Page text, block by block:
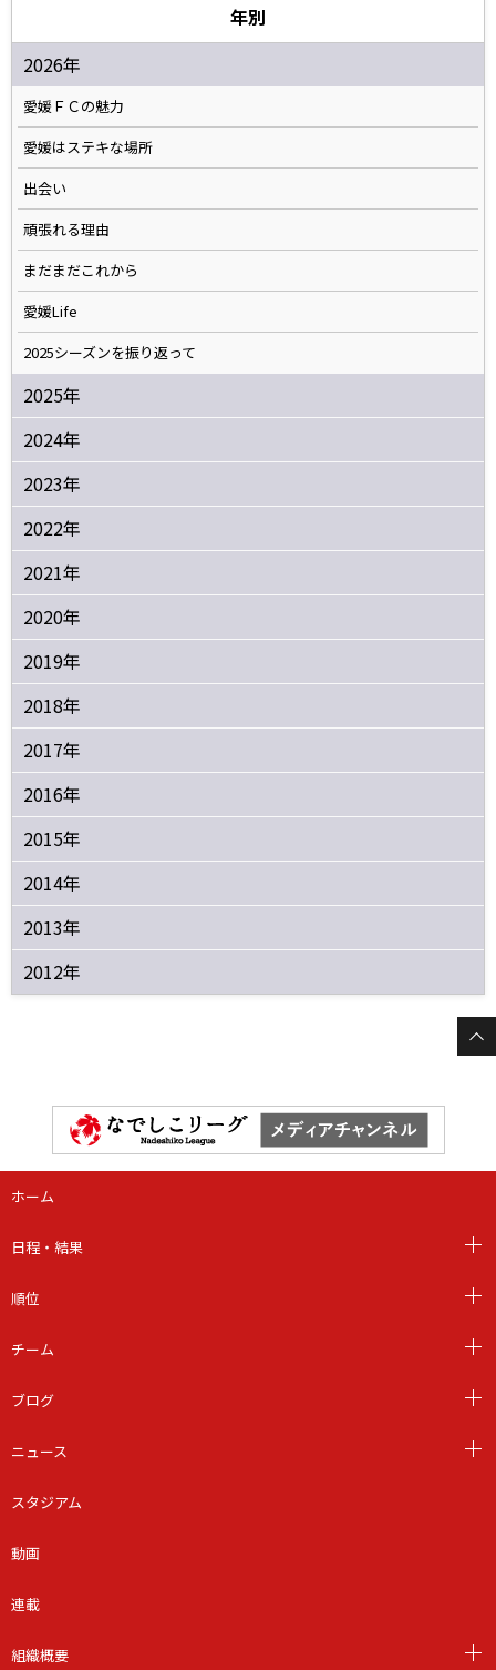
年別
2026年
愛媛ＦＣの魅力
愛媛はステキな場所
出会い
頑張れる理由
まだまだこれから
愛媛Life
2025シーズンを振り返って
2025年
2024年
2023年
2022年
2021年
2020年
2019年
2018年
2017年
2016年
2015年
2014年
2013年
2012年
ホーム
日程・結果
順位
チーム
ブログ
ニュース
スタジアム
動画
連載
組織概要